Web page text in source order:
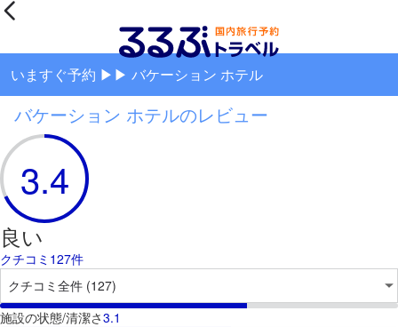
いますぐ予約 ▶▶ バケーション ホテル
バケーション ホテルのレビュー
3.4
良い
クチコミ127件
施設の状態/清潔さ3.1